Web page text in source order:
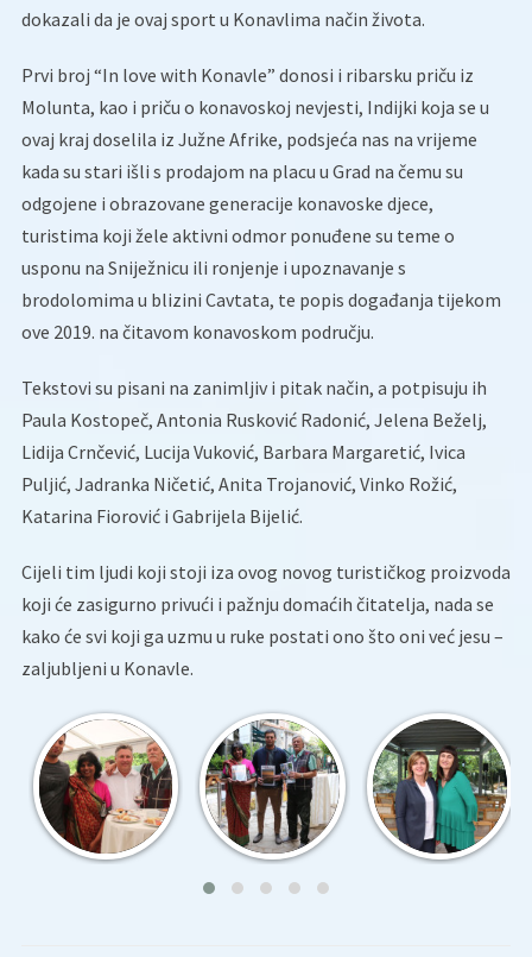
dokazali da je ovaj sport u Konavlima način života.
Prvi broj “In love with Konavle” donosi i ribarsku priču iz
Molunta, kao i priču o konavoskoj nevjesti, Indijki koja se u
ovaj kraj doselila iz Južne Afrike, podsjeća nas na vrijeme
kada su stari išli s prodajom na placu u Grad na čemu su
odgojene i obrazovane generacije konavoske djece,
turistima koji žele aktivni odmor ponuđene su teme o
usponu na Sniježnicu ili ronjenje i upoznavanje s
brodolomima u blizini Cavtata, te popis događanja tijekom
ove 2019. na čitavom konavoskom području.
Tekstovi su pisani na zanimljiv i pitak način, a potpisuju ih
Paula Kostopeč, Antonia Rusković Radonić, Jelena Beželj,
Lidija Crnčević, Lucija Vuković, Barbara Margaretić, Ivica
Puljić, Jadranka Ničetić, Anita Trojanović, Vinko Rožić,
Katarina Fiorović i Gabrijela Bijelić.
Cijeli tim ljudi koji stoji iza ovog novog turističkog proizvoda
koji će zasigurno privući i pažnju domaćih čitatelja, nada se
kako će svi koji ga uzmu u ruke postati ono što oni već jesu –
zaljubljeni u Konavle.